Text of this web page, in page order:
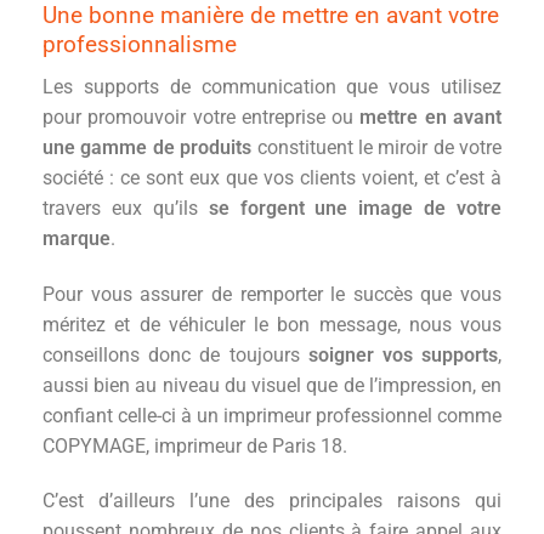
Une bonne manière de mettre en avant votre
professionnalisme
Les supports de communication que vous utilisez
pour promouvoir votre entreprise ou mettre en avant
une gamme de produits constituent le miroir de votre
société : ce sont eux que vos clients voient, et c’est à
travers eux qu’ils se forgent une image de votre
marque.
Pour vous assurer de remporter le succès que vous
méritez et de véhiculer le bon message, nous vous
conseillons donc de toujourssoigner vos supports,
aussi bien au niveau du visuel que de l’impression, en
confiant celle-ci à un imprimeur professionnel comme
COPYMAGE, imprimeur de Paris 18.
C’est d’ailleurs l’une des principales raisons qui